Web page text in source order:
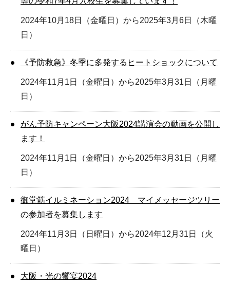
2024年10月18日（金曜日）から2025年3月6日（木曜
日）
《予防救急》冬季に多発するヒートショックについて
2024年11月1日（金曜日）から2025年3月31日（月曜
日）
がん予防キャンペーン大阪2024講演会の動画を公開し
ます！
2024年11月1日（金曜日）から2025年3月31日（月曜
日）
御堂筋イルミネーション2024 マイメッセージツリー
の参加者を募集します
2024年11月3日（日曜日）から2024年12月31日（火
曜日）
大阪・光の饗宴2024